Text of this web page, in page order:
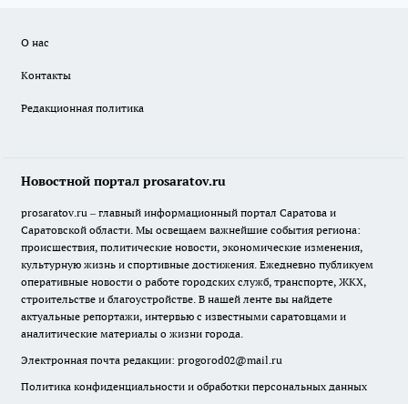
О нас
Контакты
Редакционная политика
Новостной портал prosaratov.ru
prosaratov.ru – главный информационный портал Саратова и
Саратовской области. Мы освещаем важнейшие события региона:
происшествия, политические новости, экономические изменения,
культурную жизнь и спортивные достижения. Ежедневно публикуем
оперативные новости о работе городских служб, транспорте, ЖКХ,
строительстве и благоустройстве. В нашей ленте вы найдете
актуальные репортажи, интервью с известными саратовцами и
аналитические материалы о жизни города.
Электронная почта редакции: progorod02@mail.ru
Политика конфиденциальности и обработки персональных данных